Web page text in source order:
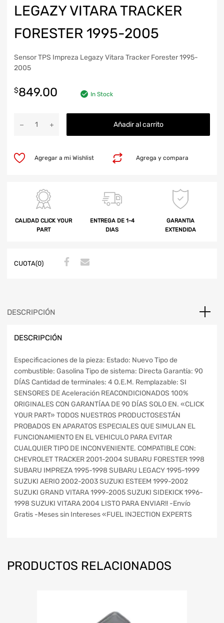
LEGAZY VITARA TRACKER
FORESTER 1995-2005
Sensor TPS Impreza Legazy Vitara Tracker Forester 1995-
2005
$849.00 In Stock
Añadir al carrito
Agrega y compara
Agregar a mi Wishlist
CALIDAD CLICK YOUR
PART
ENTREGA DE 1-4
DIAS
GARANTIA
EXTENDIDA
CUOTA(0)
DESCRIPCIÓN
DESCRIPCIÓN
Especificaciones de la pieza: Estado: Nuevo Tipo de
combustible: Gasolina Tipo de sistema: Directa Garantía: 90
DÍAS Cantidad de terminales: 4 O.E.M. Remplazable: SI
SENSORES DE Aceleración REACONDICIONADOS 100%
ORIGINALES CON GARANTÍAA DE 90 DÍAS SOLO EN. «CLICK
YOUR PART» TODOS NUESTROS PRODUCTOSESTÁN
PROBADOS EN APARATOS ESPECIALES QUE SIMULAN EL
FUNCIONAMIENTO EN EL VEHICULO PARA EVITAR
CUALQUIER TIPO DE INCONVENIENTE. COMPATIBLE CON:
CHEVROLET TRACKER 2001-2004 SUBARU FORESTER 1998
SUBARU IMPREZA 1995-1998 SUBARU LEGACY 1995-1999
SUZUKI AERIO 2002-2003 SUZUKI ESTEEM 1999-2002
SUZUKI GRAND VITARA 1999-2005 SUZUKI SIDEKICK 1996-
1998 SUZUKI VITARA 2004 LISTO PARA ENVIAR!! -Envío
Gratis -Meses sin Intereses «FUEL INJECTION EXPERTS
PRODUCTOS RELACIONADOS